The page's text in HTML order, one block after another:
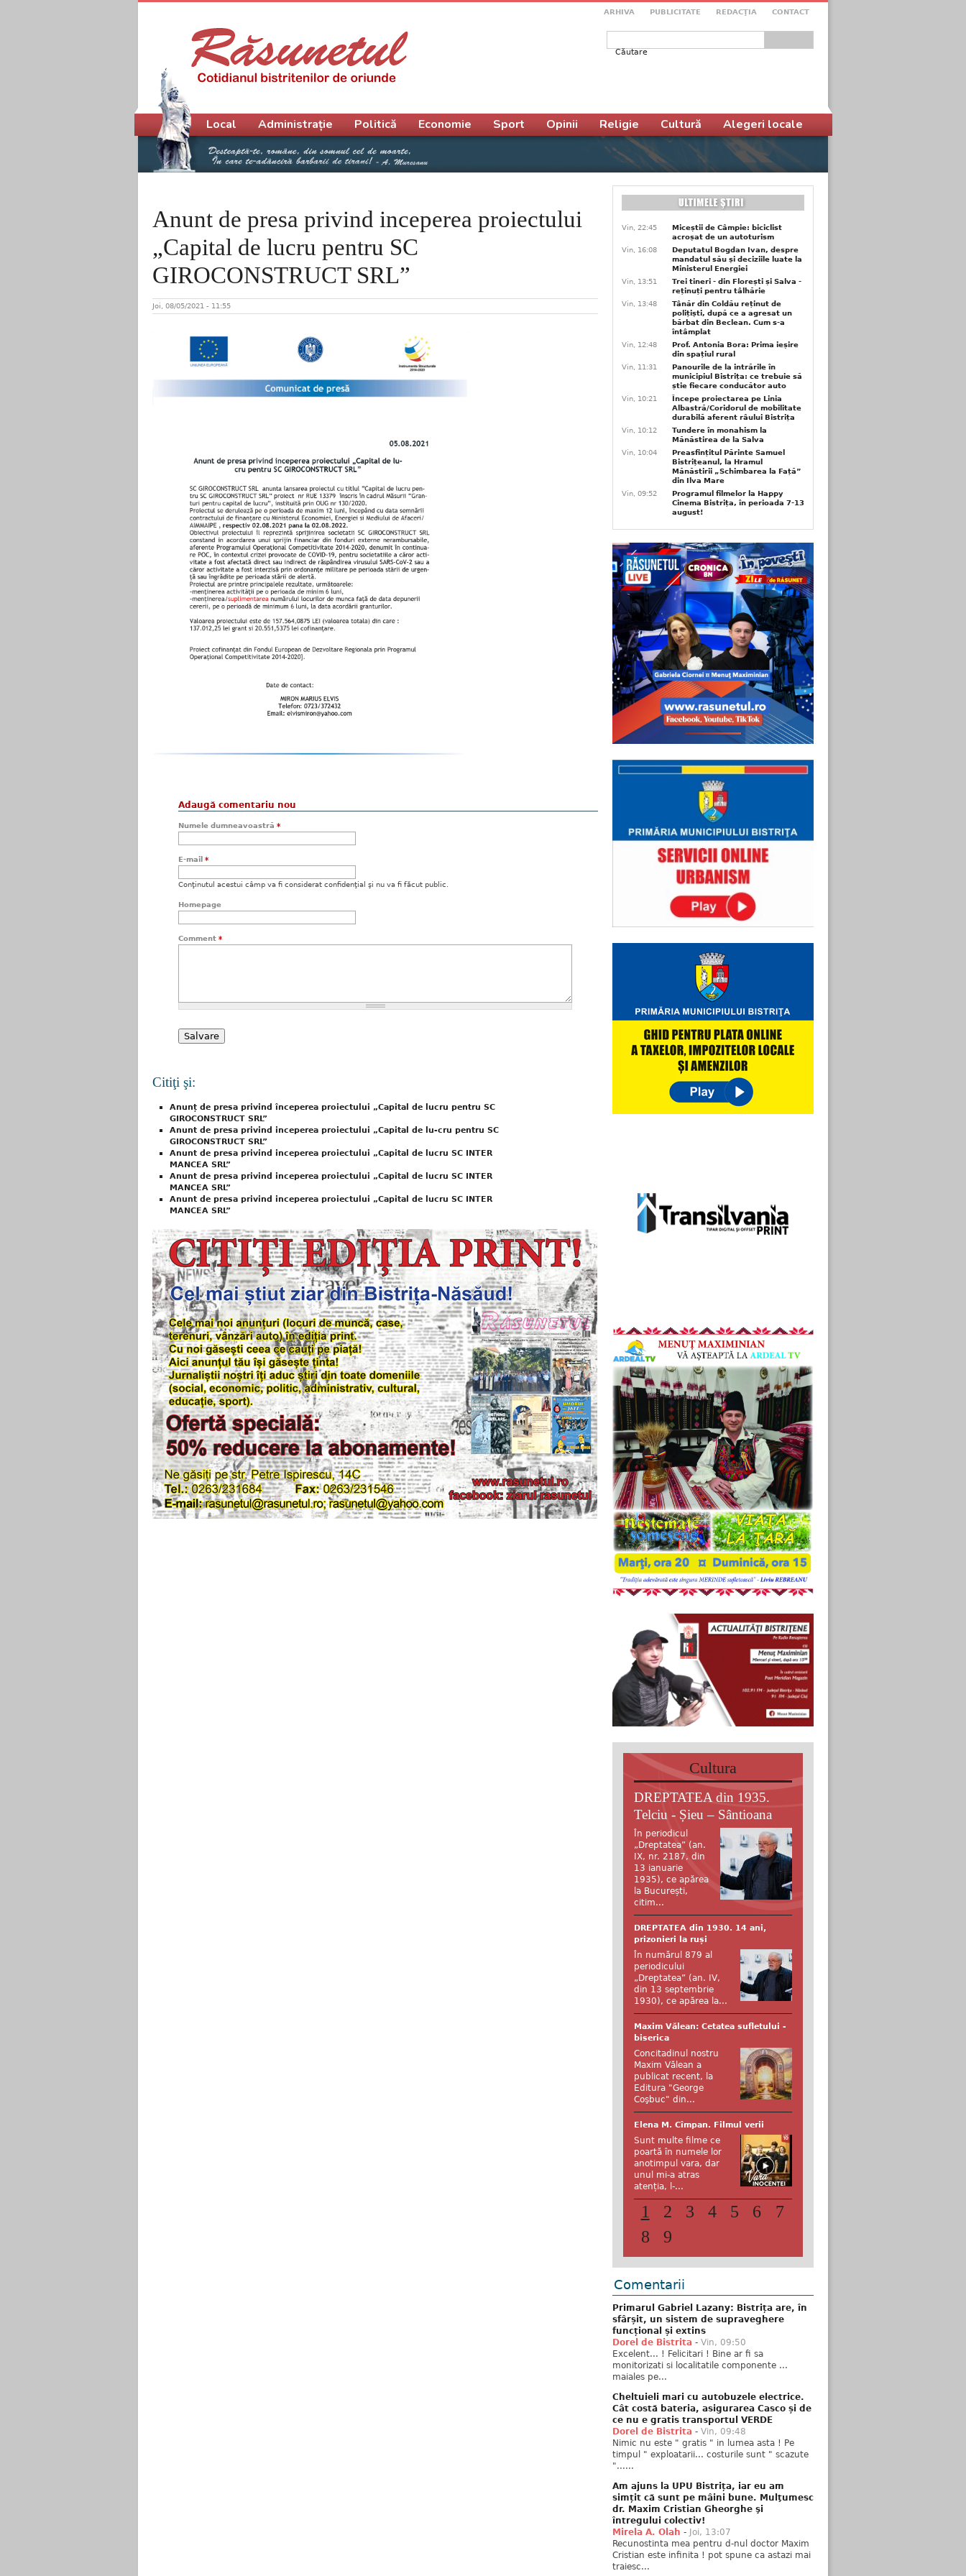
ARHIVA PUBLICITATE REDACŢIA CONTACT
Formular de căutare
Anunt de presa privind inceperea proiectului
„Capital de lucru pentru SC
GIROCONSTRUCT SRL”
Joi, 08/05/2021 - 11:55
Adaugă comentariu nou
Numele dumneavoastră *
E-mail *
Conţinutul acestui câmp va fi considerat confidenţial şi nu va fi făcut public.
Homepage
Comment *
Citiţi şi:
Anunț de presa privind începerea proiectului „Capital de lucru pentru SC
GIROCONSTRUCT SRL”
Anunt de presa privind inceperea proiectului „Capital de lu-cru pentru SC
GIROCONSTRUCT SRL”
Anunt de presa privind inceperea proiectului „Capital de lucru SC INTER
MANCEA SRL”
Anunt de presa privind inceperea proiectului „Capital de lucru SC INTER
MANCEA SRL”
Anunt de presa privind inceperea proiectului „Capital de lucru SC INTER
MANCEA SRL”
Meniu principal
Local Administrație Politică Economie Sport Opinii Religie Cultură Alegeri locale
Vin, 22:45
Miceștii de Câmpie: biciclist
acroșat de un autoturism
Vin, 16:08
Deputatul Bogdan Ivan, despre
mandatul său și deciziile luate la
Ministerul Energiei
Vin, 13:51
Trei tineri - din Florești și Salva -
reținuți pentru tâlhărie
Vin, 13:48
Tânăr din Coldău reținut de
polițiști, după ce a agresat un
bărbat din Beclean. Cum s-a
întâmplat
Vin, 12:48
Prof. Antonia Bora: Prima ieșire
din spațiul rural
Vin, 11:31
Panourile de la intrările în
municipiul Bistrița: ce trebuie să
știe fiecare conducător auto
Vin, 10:21
Începe proiectarea pe Linia
Albastră/Coridorul de mobilitate
durabilă aferent râului Bistrița
Vin, 10:12
Tundere în monahism la
Mănăstirea de la Salva
Vin, 10:04
Preasfințitul Părinte Samuel
Bistrițeanul, la Hramul
Mănăstirii „Schimbarea la Față”
din Ilva Mare
Vin, 09:52
Programul filmelor la Happy
Cinema Bistrița, în perioada 7-13
august!
Cultura
DREPTATEA din 1935.
Telciu - Șieu – Sântioana
În periodicul
„Dreptatea” (an.
IX, nr. 2187, din
13 ianuarie
1935), ce apărea
la București,
citim...
DREPTATEA din 1930. 14 ani,
prizonieri la ruși
În numărul 879 al
periodicului
„Dreptatea” (an. IV,
din 13 septembrie
1930), ce apărea la...
Maxim Vălean: Cetatea sufletului -
biserica
Concitadinul nostru
Maxim Vălean a
publicat recent, la
Editura "George
Coşbuc" din...
Elena M. Cîmpan. Filmul verii
Sunt multe filme ce
poartă în numele lor
anotimpul vara, dar
unul mi-a atras
atenția, l-...
1 2 3 4 5 6
7
8
9
Comentarii
Primarul Gabriel Lazany: Bistrița are, în
sfârșit, un sistem de supraveghere
funcțional și extins
Dorel de Bistrita - Vin, 09:50
Excelent... ! Felicitari ! Bine ar fi sa
monitorizati si localitatile componente ...
maiales pe...
Cheltuieli mari cu autobuzele electrice.
Cât costă bateria, asigurarea Casco și de
ce nu e gratis transportul VERDE
Dorel de Bistrita - Vin, 09:48
Nimic nu este " gratis " in lumea asta ! Pe
timpul " exploatarii... costurile sunt " scazute
"......
Am ajuns la UPU Bistrița, iar eu am
simțit că sunt pe mâini bune. Mulţumesc
dr. Maxim Cristian Gheorghe şi
întregului colectiv!
Mirela A. Olah - Joi, 13:07
Recunostinta mea pentru d-nul doctor Maxim
Cristian este infinita ! pot spune ca astazi mai
traiesc...